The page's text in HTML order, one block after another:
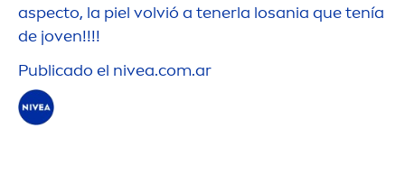
aspecto, la piel volvió a tenerla losania que tenía
de joven!!!!
Publicado el nivea.com.ar